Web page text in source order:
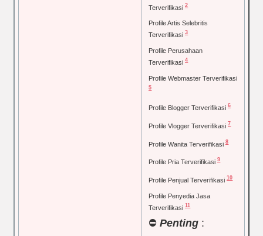
Terverifikasi2
Profile Artis Selebritis
Terverifikasi3
Profile Perusahaan
Terverifikasi4
Profile Webmaster Terverifikasi
5
Profile Blogger Terverifikasi6
Profile Vlogger Terverifikasi7
Profile Wanita Terverifikasi8
Profile Pria Terverifikasi9
Profile Penjual Terverifikasi10
Profile Penyedia Jasa
Terverifikasi11
⛔Penting :